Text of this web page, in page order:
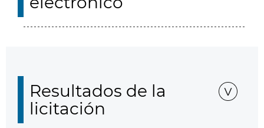
Resultados de la
licitación